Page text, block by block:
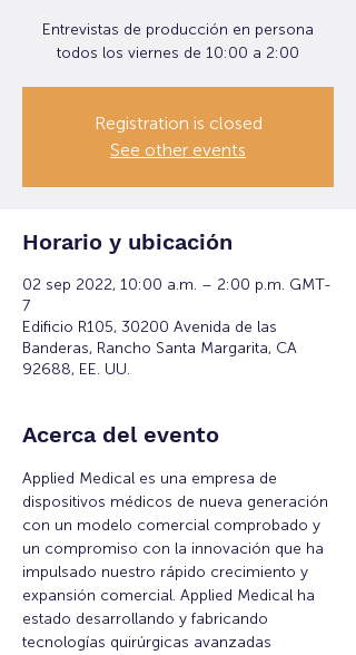
Entrevistas de producción en persona
todos los viernes de 10:00 a 2:00
Registration is closed
See other events
Horario y ubicación
02 sep 2022, 10:00 a.m. – 2:00 p.m. GMT-
7
Edificio R105, 30200 Avenida de las
Banderas, Rancho Santa Margarita, CA
92688, EE. UU.
Acerca del evento
Applied Medical es una empresa de
dispositivos médicos de nueva generación
con un modelo comercial comprobado y
un compromiso con la innovación que ha
impulsado nuestro rápido crecimiento y
expansión comercial. Applied Medical ha
estado desarrollando y fabricando
tecnologías quirúrgicas avanzadas